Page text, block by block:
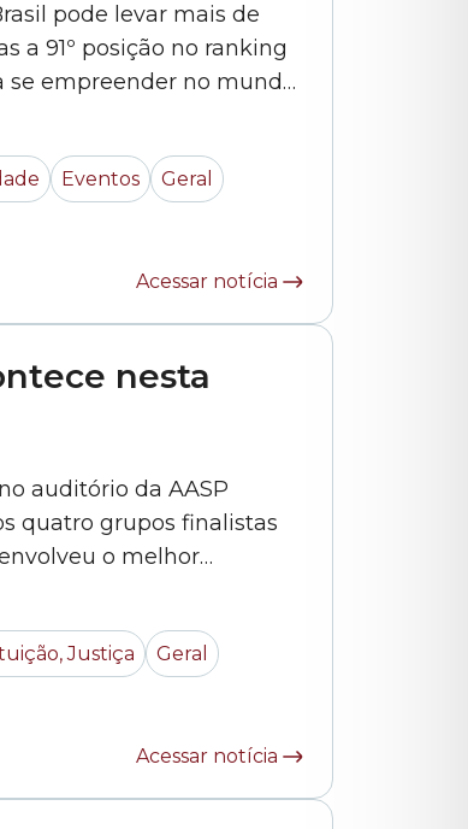
pode levar mais de
a 91º posição no ranking
se empreender no mundo.
acordo com o último levantamento da Endeavor, entidade... »
Eventos Geral
Acessar notícia
nesta
auditório da AASP
quatro grupos finalistas
o melhor
designers e
Justiça Geral
Acessar notícia